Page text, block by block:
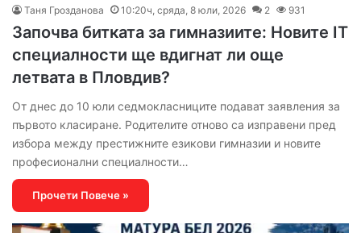
Таня Грозданова 10:20ч, сряда, 8 юли, 2026 2 931
Започва битката за гимназиите: Новите IT
специалности ще вдигнат ли още
летвата в Пловдив?
От днес до 10 юли седмокласниците подават заявления за
първото класиране. Родителите отново са изправени пред
избора между престижните езикови гимназии и новите
професионални специалности…
Прочети Повече »